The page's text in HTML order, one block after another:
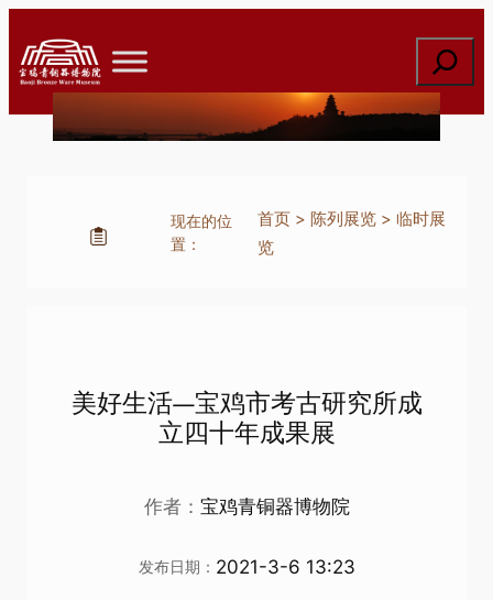
至
内
索
现在的位
置：
首页> 陈列展览> 临时展
览
美好生活—宝鸡市考古研究所成
立四十年成果展
作者： 宝鸡青铜器博物院
发布日期： 2021-3-6 13:23